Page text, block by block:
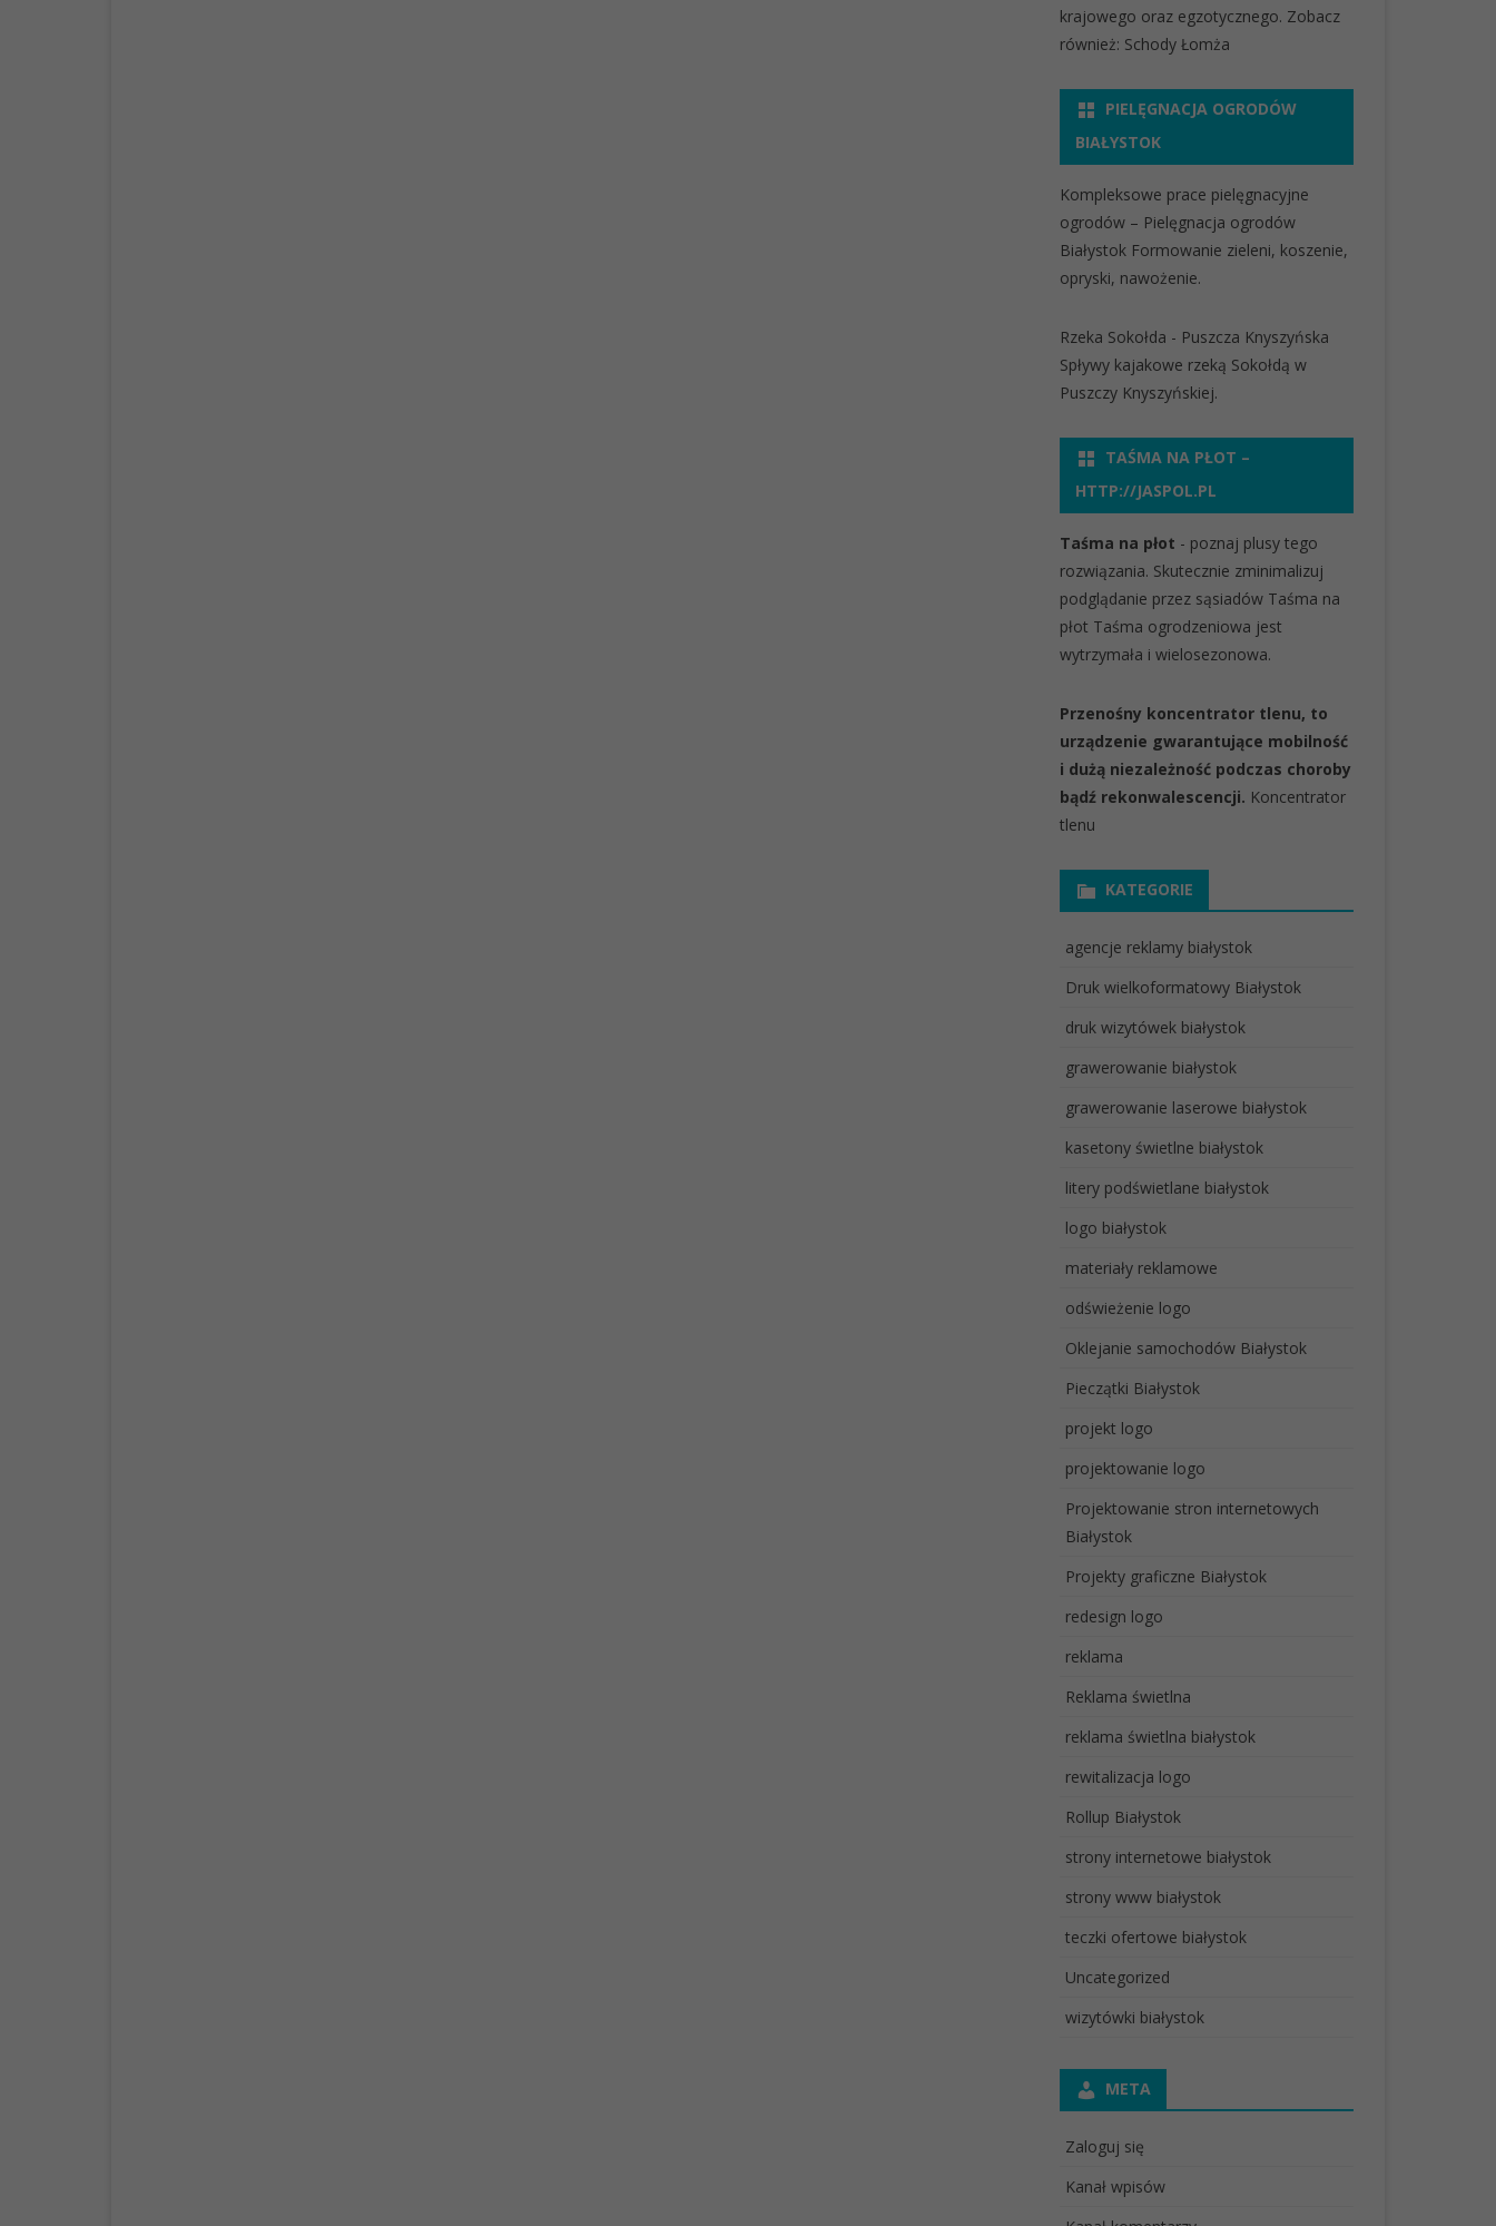
krajowego oraz egzotycznego. Zobacz
również: Schody Łomża
PIELĘGNACJA OGRODÓW
BIAŁYSTOK
Kompleksowe prace pielęgnacyjne
ogrodów– Pielęgnacja ogrodów
BiałystokFormowanie zieleni, koszenie,
opryski, nawożenie.
Rzeka Sokołda - Puszcza Knyszyńska
Spływy kajakowe rzeką Sokołdą w
Puszczy Knyszyńskiej.
TAŚMA NA PŁOT –
HTTP://JASPOL.PL
Taśma na płot - poznaj plusy tego
rozwiązania. Skutecznie zminimalizuj
podglądanie przez sąsiadów Taśma na
płot Taśma ogrodzeniowa jest
wytrzymała i wielosezonowa.
Przenośny koncentrator tlenu, to
urządzenie gwarantujące mobilność
i dużą niezależność podczas choroby
bądź rekonwalescencji. Koncentrator
tlenu
KATEGORIE
agencje reklamy białystok
Druk wielkoformatowy Białystok
druk wizytówek białystok
grawerowanie białystok
grawerowanie laserowe białystok
kasetony świetlne białystok
litery podświetlane białystok
logo białystok
materiały reklamowe
odświeżenie logo
Oklejanie samochodów Białystok
Pieczątki Białystok
projekt logo
projektowanie logo
Projektowanie stron internetowych
Białystok
Projekty graficzne Białystok
redesign logo
reklama
Reklama świetlna
reklama świetlna białystok
rewitalizacja logo
Rollup Białystok
strony internetowe białystok
strony www białystok
teczki ofertowe białystok
Uncategorized
wizytówki białystok
META
Zaloguj się
Kanał wpisów